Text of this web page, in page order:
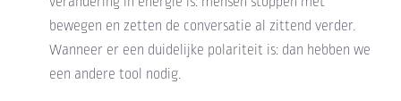
bewegen en zetten de conversatie al zittend verder.
Wanneer er een duidelijke polariteit is: dan hebben we
een andere tool nodig.